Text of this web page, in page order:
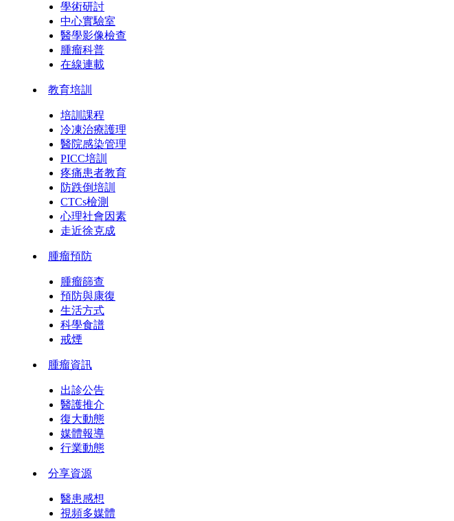
學術研討
中心實驗室
醫學影像檢查
腫瘤科普
在線連載
教育培訓
培訓課程
冷凍治療護理
醫院感染管理
PICC培訓
疼痛患者教育
防跌倒培訓
CTCs檢測
心理社會因素
走近徐克成
腫瘤預防
腫瘤篩查
預防與康復
生活方式
科學食譜
戒煙
腫瘤資訊
出診公告
醫護推介
復大動態
媒體報導
行業動態
分享資源
醫患感想
視頻多媒體